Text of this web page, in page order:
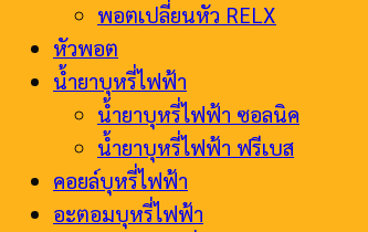
พอตเปลี่ยนหัว RELX
หัวพอต
น้ำยาบุหรี่ไฟฟ้า
น้ำยาบุหรี่ไฟฟ้า ซอลนิค
น้ำยาบุหรี่ไฟฟ้า ฟรีเบส
คอยล์บุหรี่ไฟฟ้า
อะตอมบุหรี่ไฟฟ้า